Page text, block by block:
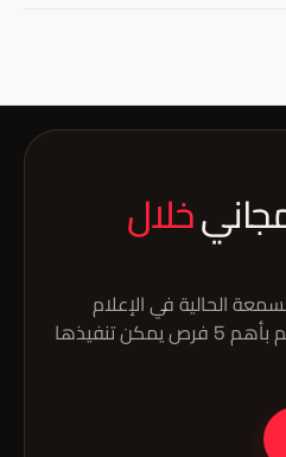
خلال
الحالية في الإعلام
ومنصّات التواصل، نوافيكم بأهم 5 فرص يمكن تنفيذها